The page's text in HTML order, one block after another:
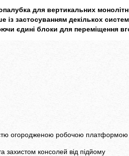
для вертикальних
із застосуванням декількох
єдині блоки для переміщення
огородженою робочою
захистом консолей від підйому